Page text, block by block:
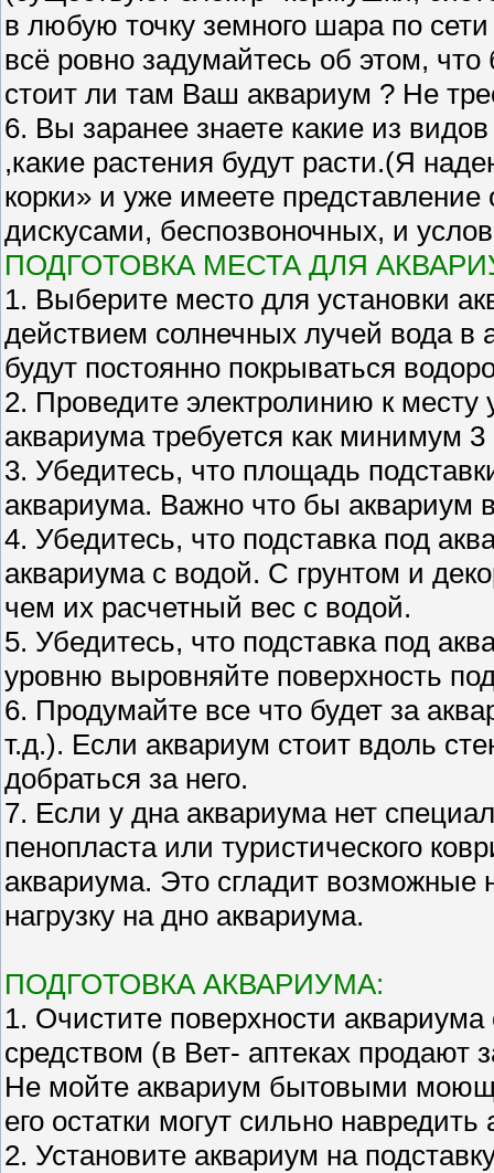
в любую точку земного шара по
всё ровно задумайтесь об этом,
стоит ли там Ваш аквариум ? Не
6. Вы заранее знаете какие из
,какие растения будут расти.(Я
корки» и уже имеете
дискусами, беспозвоночных, и
ПОДГОТОВКА МЕСТА ДЛЯ
1. Выберите место для установки
действием солнечных лучей вода в
будут постоянно покрываться
2. Проведите электролинию к месту
аквариума требуется как минимум 3
3. Убедитесь, что площадь
аквариума. Важно что бы аквариум
4. Убедитесь, что подставка под
аквариума с водой. С грунтом и
чем их расчетный вес с водой.
5. Убедитесь, что подставка под
уровню выровняйте поверхность
6. Продумайте все что будет за
т.д.). Если аквариум стоит вдоль
добраться за него.
7. Если у дна аквариума нет
пенопласта или туристического
аквариума. Это сгладит возможные
нагрузку на дно аквариума.
ПОДГОТОВКА АКВАРИУМА:
1. Очистите поверхности
средством (в Вет- аптеках
Не мойте аквариум бытовыми
его остатки могут сильно
2. Установите аквариум на